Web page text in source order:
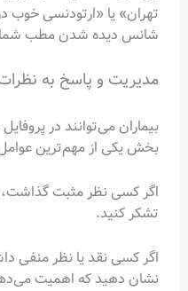
تهران» یا «ارتودنسی خوب
شانس دیده شدن مطب شما
مدیریت و پاسخ به نظرات
بیماران می‌توانند در
بخش یکی از مهم‌ترین
اگر کسی نظر مثبت گذاشت،
تشکر کنید.
اگر کسی نقد یا نظر منفی
نشان دهید که اهمیت